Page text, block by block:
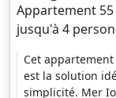
Appartement 55
jusqu'à 4
Cet
est la solution
simplicité. Mer